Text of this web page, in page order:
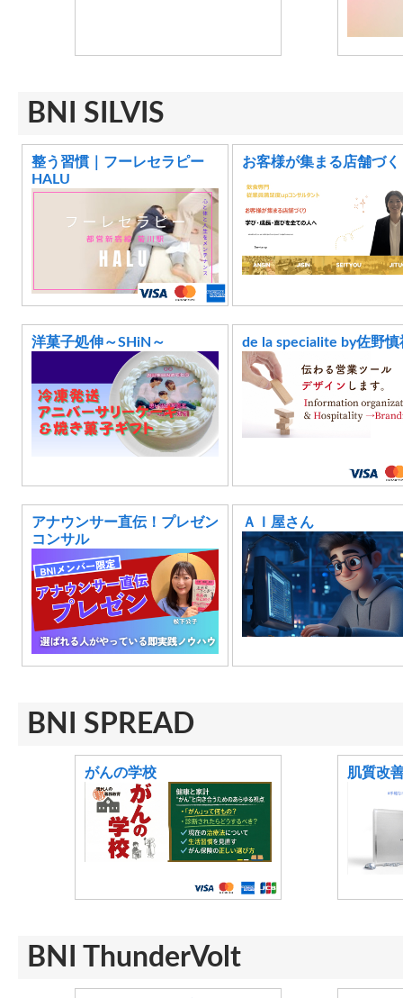
BNI SILVIS
整う習慣｜フーレセラピー
HALU
お客様が集まる店舗づく
洋菓子処伸～SHiN～ de la specialite by佐野慎
アナウンサー直伝！プレゼン
コンサル
ＡＩ屋さん
BNI SPREAD
がんの学校 肌質改
BNI ThunderVolt